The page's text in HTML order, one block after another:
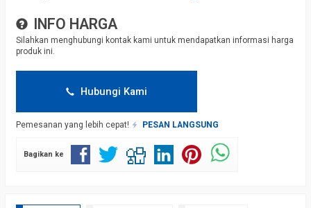
INFO HARGA
Silahkan menghubungi kontak kami untuk mendapatkan informasi harga
produk ini.
Hubungi Kami
Pemesanan yang lebih cepat! PESAN LANGSUNG
Bagikan ke